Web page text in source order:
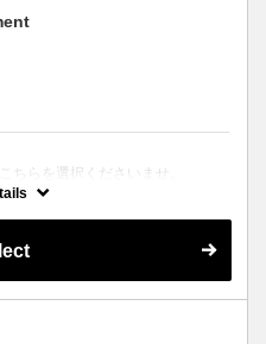
ちらを選択くださいませ。
。
戴いたします。